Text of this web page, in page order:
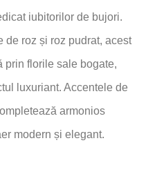
iubitorilor de bujori.
de roz și roz pudrat, acest
prin florile sale bogate,
luxuriant. Accentele de
armonios
modern și elegant.